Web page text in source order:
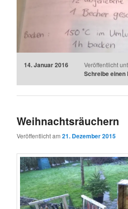
14. Januar 2016 Veröffentlicht
Schreibe einen
Weihnachtsräuchern
Veröffentlicht am21. Dezember 2015